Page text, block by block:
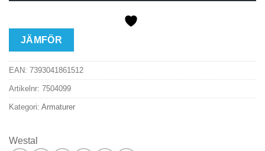
JÄMFÖR
EAN: 7393041861512
Artikelnr: 7504099
Kategori: Armaturer
Westal